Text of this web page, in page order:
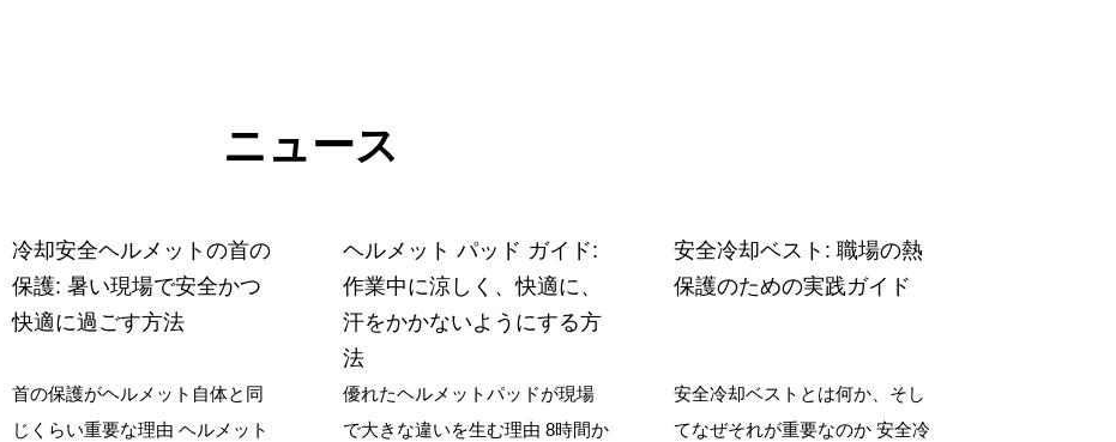
ニュース
冷却安全ヘルメットの首の
保護: 暑い現場で安全かつ
快適に過ごす方法
首の保護がヘルメット自体と同
じくらい重要な理由 ヘルメット
ヘルメット パッド ガイド:
作業中に涼しく、快適に、
汗をかかないようにする方
法
優れたヘルメットパッドが現場
で大きな違いを生む理由 8時間か
安全冷却ベスト: 職場の熱
保護のための実践ガイド
安全冷却ベストとは何か、そし
てなぜそれが重要なのか 安全冷